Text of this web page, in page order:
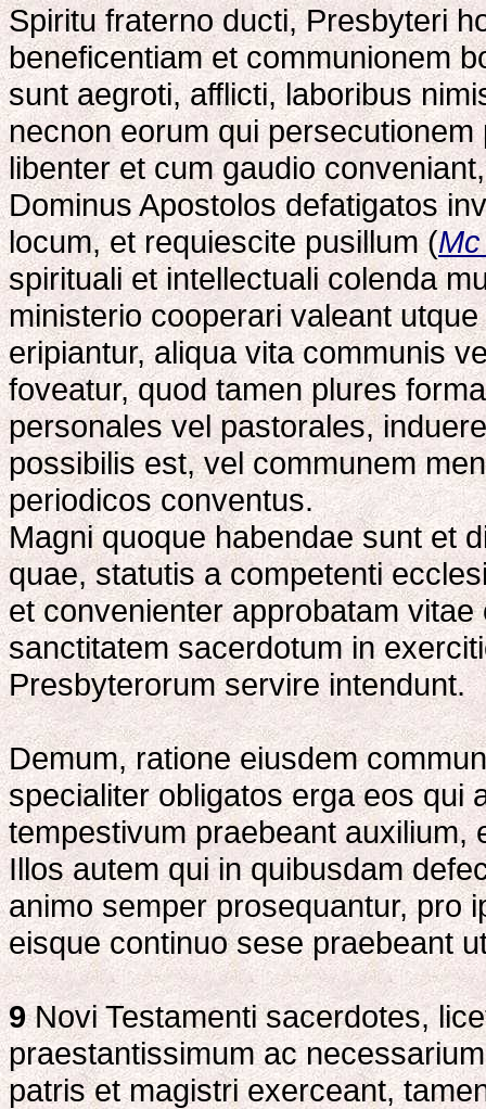
Spiritu fraterno ducti, Presbyteri
beneficentiam et communionem
sunt aegroti, afflicti, laboribus
necnon eorum qui
libenter et cum gaudio
Dominus Apostolos defatigatos
locum, et requiescite pusillum (
spirituali et intellectuali colenda
ministerio cooperari valeant
eripiantur, aliqua vita communis
foveatur, quod tamen plures
personales vel pastorales,
possibilis est, vel communem
periodicos conventus.
Magni quoque habendae sunt et
quae, statutis a competenti
et convenienter approbatam
sanctitatem sacerdotum in
Presbyterorum servire intendunt.
Demum, ratione eiusdem
specialiter obligatos erga eos qui
tempestivum praebeant auxilium,
Illos autem qui in quibusdam
animo semper prosequantur, pro
eisque continuo sese praebeant
9Novi Testamenti sacerdotes,
praestantissimum ac
patris et magistri exerceant,